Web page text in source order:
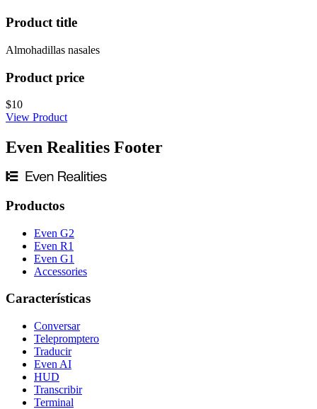
Product title
Almohadillas nasales
Product price
$10
View Product
Even Realities Footer
Productos
Even G2
Even R1
Even G1
Accessories
Características
Conversar
Telepromptero
Traducir
Even AI
HUD
Transcribir
Terminal